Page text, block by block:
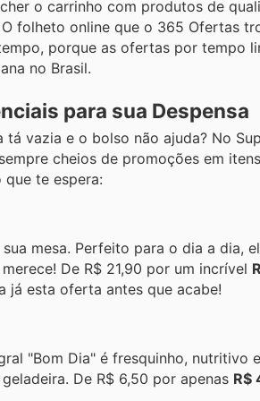
o carrinho com produtos de
folheto online que o 365 Ofertas
porque as ofertas por tempo
no Brasil.
para sua Despensa
vazia e o bolso não ajuda? No
cheios de promoções em
te espera:
mesa. Perfeito para o dia a dia,
De R$ 21,90 por um incrível
já esta oferta antes que acabe!
"Bom Dia" é fresquinho, nutritivo
De R$ 6,50 por apenas R$